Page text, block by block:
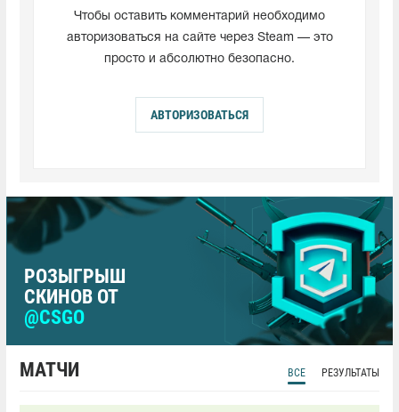
Чтобы оставить комментарий необходимо
авторизоваться на сайте через Steam — это
просто и абсолютно безопасно.
АВТОРИЗОВАТЬСЯ
РОЗЫГРЫШ
СКИНОВ ОТ
@CSGO
МАТЧИ ВСЕ РЕЗУЛЬТАТЫ